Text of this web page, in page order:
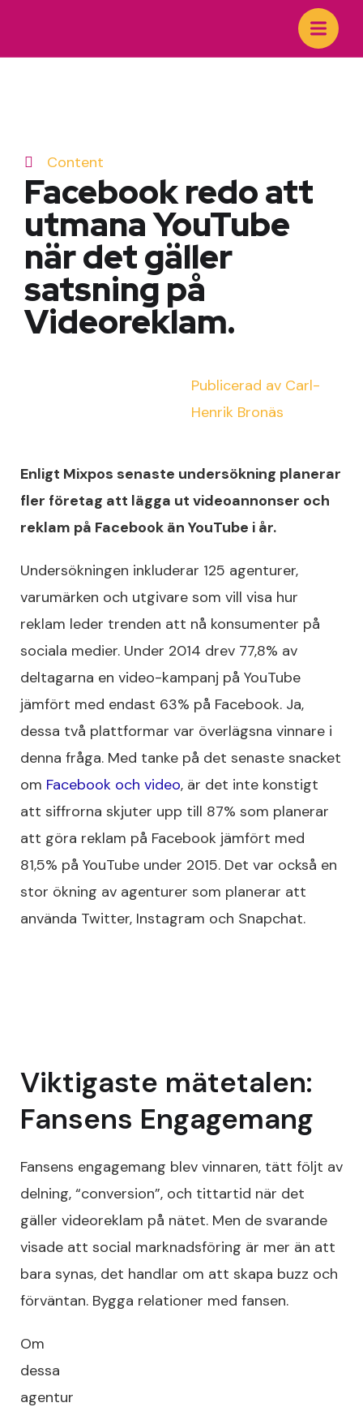
Content
Facebook redo att
utmana YouTube
när det gäller
satsning på
Videoreklam.
Publicerad avCarl-
Henrik Bronäs
Enligt Mixpos senaste undersökning planerar
fler företag att lägga ut videoannonser och
reklam på Facebook än YouTube i år.
Undersökningen inkluderar 125 agenturer,
varumärken och utgivare som vill visa hur
reklam leder trenden att nå konsumenter på
sociala medier. Under 2014 drev 77,8% av
deltagarna en video-kampanj på YouTube
jämfört med endast 63% på Facebook. Ja,
dessa två plattformar var överlägsna vinnare i
denna fråga. Med tanke på det senaste snacket
om Facebook och video, är det inte konstigt
att siffrorna skjuter upp till 87% som planerar
att göra reklam på Facebook jämfört med
81,5% på YouTube under 2015. Det var också en
stor ökning av agenturer som planerar att
använda Twitter, Instagram och Snapchat.
Viktigaste mätetalen:
Fansens Engagemang
Fansens engagemang blev vinnaren, tätt följt av
delning, “conversion”, och tittartid när det
gäller videoreklam på nätet. Men de svarande
visade att social marknadsföring är mer än att
bara synas, det handlar om att skapa buzz och
förväntan. Bygga relationer med fansen.
Om
dessa
agentur